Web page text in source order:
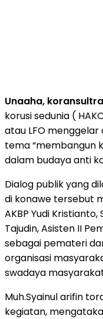
Unaaha,
korusi sedunia (
atau LFO
tema “membangun
dalam budaya anti
Dialog publik yang
di konawe tersebut
AKBP Yudi Kristianto,
Tajudin, Asisten II
sebagai pemateri
organisasi
swadaya
Muh.Syainul arifin
kegiatan,